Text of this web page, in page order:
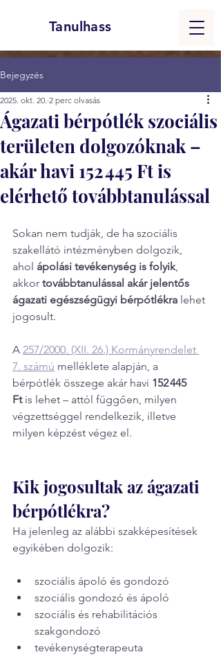
Tanulhass
Bejegyzés
Ágazati bérpótlék szociális
területen dolgozóknak –
akár havi 152 445 Ft is
elérhető továbbtanulással
2025. okt. 20. 2 perc olvasás
Sokan nem tudják, de ha szociális
szakellátó intézményben dolgozik,
ahol ápolási tevékenység is folyik,
akkor továbbtanulással akár jelentős
ágazati egészségügyi bérpótlékra lehet
jogosult.
A 257/2000. (XII. 26.) Kormányrendelet
7. számú melléklete alapján, a
bérpótlék összege akár havi 152 445
Ft is lehet – attól függően, milyen
végzettséggel rendelkezik, illetve
milyen képzést végez el.
Kik jogosultak az ágazati
bérpótlékra?
Ha jelenleg az alábbi szakképesítések
egyikében dolgozik:
szociális ápoló és gondozó
szociális gondozó és ápoló
szociális és rehabilitációs
szakgondozó
tevékenységterapeuta